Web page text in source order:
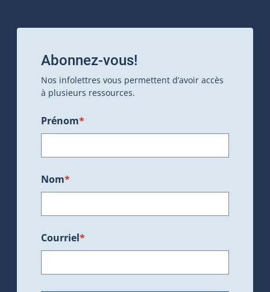
Abonnez-vous!
Nos infolettres vous permettent d’avoir accès
à plusieurs ressources.
Prénom*
Nom*
Courriel*